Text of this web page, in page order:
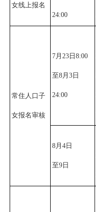
女线上报名
24:00
常住人口子
女报名审核
7月23日8:00
至8月3日
24:00
8月4日
至9日